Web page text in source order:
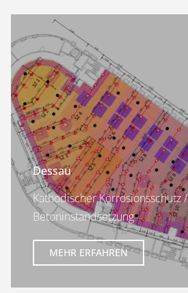
Dessau
Kathodischer Korrosionsschutz /
Betoninstandsetzung
MEHR ERFAHREN